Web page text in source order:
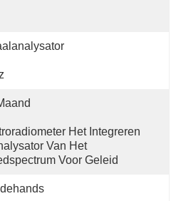
Het Integreren
Van Het
Voor Geleid